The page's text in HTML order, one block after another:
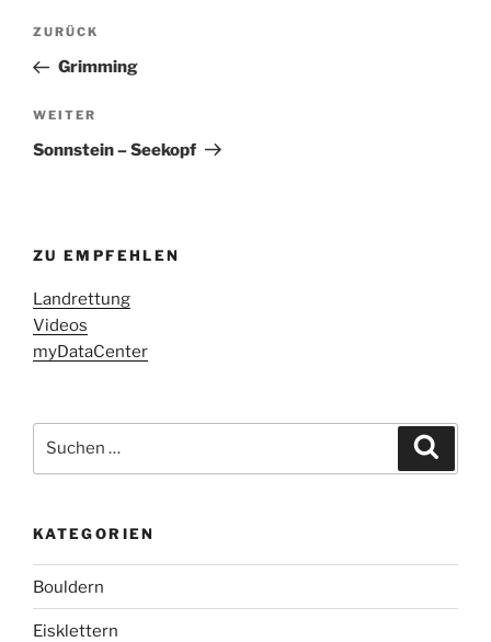
Beitragsnavigation
Vorheriger
Beitrag
ZURÜCK
Grimming
Nächster
Beitrag
WEITER
Sonnstein – Seekopf
ZU EMPFEHLEN
Landrettung
Videos
myDataCenter
nach:
KATEGORIEN
Bouldern
Eisklettern